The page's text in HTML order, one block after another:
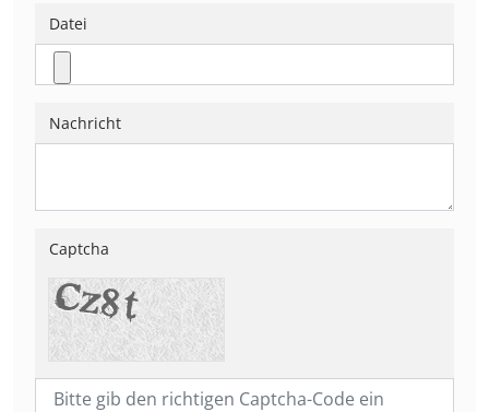
Warenkorb
Benutzer-
Account
Telefon
Datei
Nachricht
Captcha